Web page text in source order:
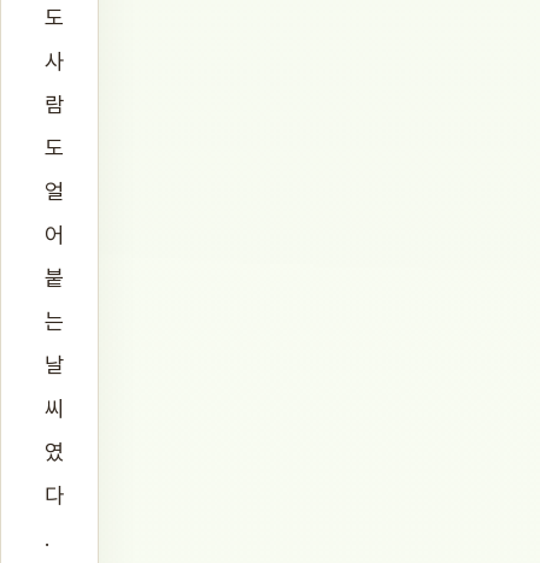
도
사
람
도
얼
어
붙
는
날
씨
였
다
.